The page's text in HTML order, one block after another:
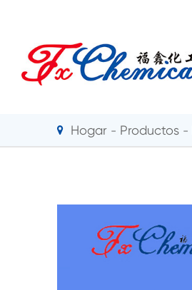
Hogar Productos